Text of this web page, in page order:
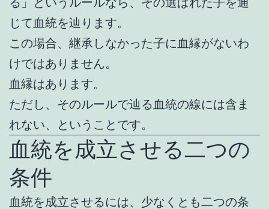
じて血統を辿ります。
この場合、継承しなかった子に血縁がないわ
けではありません。
血縁はあります。
ただし、そのルールで辿る血統の線には含ま
れない、ということです。
血統を成立させる二つの
条件
血統を成立させるには、少なくとも二つの条